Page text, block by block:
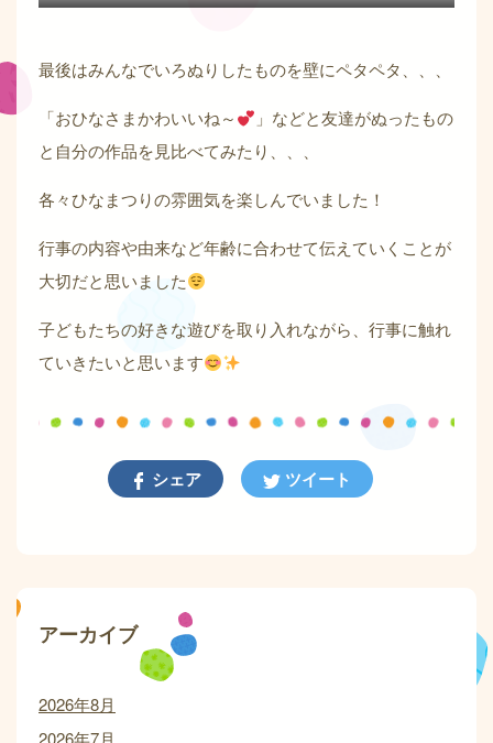
最後はみんなでいろぬりしたものを壁にペタペタ、、、
「おひなさまかわいいね～
」などと友達がぬったもの
と自分の作品を見比べてみたり、、、
各々ひなまつりの雰囲気を楽しんでいました！
行事の内容や由来など年齢に合わせて伝えていくことが
大切だと思いました
子どもたちの好きな遊びを取り入れながら、行事に触れ
ていきたいと思います
シェア ツイート
アーカイブ
2026年8月
2026年7月